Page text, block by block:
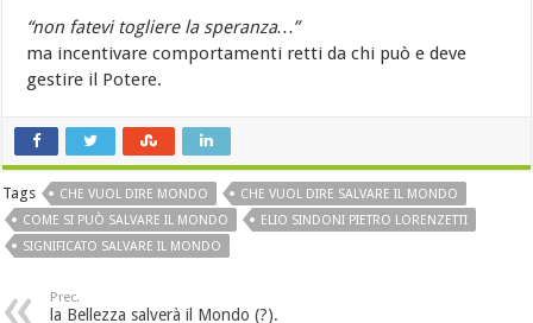
“non fatevi togliere la speranza…”
ma incentivare comportamenti retti da chi può e deve
gestire il Potere.
Tags CHE VUOL DIRE MONDO
CHE VUOL DIRE SALVARE IL MONDO
COME SI PUÒ SALVARE IL MONDO
ELIO SINDONI PIETRO LORENZETTI
SIGNIFICATO SALVARE IL MONDO
Prec.
la Bellezza salverà il Mondo (?).